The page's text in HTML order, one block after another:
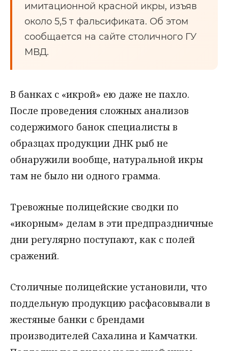
имитационной красной икры, изъяв
около 5,5 т фальсификата. Об этом
сообщается на сайте столичного ГУ
МВД.
В банках с «икрой» ею даже не пахло.
После проведения сложных анализов
содержимого банок специалисты в
образцах продукции ДНК рыб не
обнаружили вообще, натуральной икры
там не было ни одного грамма.
Тревожные полицейские сводки по
«икорным» делам в эти предпраздничные
дни регулярно поступают, как с полей
сражений.
Столичные полицейские установили, что
поддельную продукцию расфасовывали в
жестяные банки с брендами
производителей Сахалина и Камчатки.